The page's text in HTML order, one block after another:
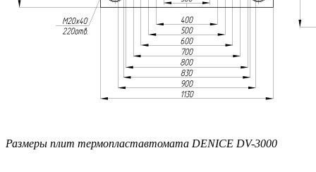
Размеры плит термопластавтомата DENICE DV-3000